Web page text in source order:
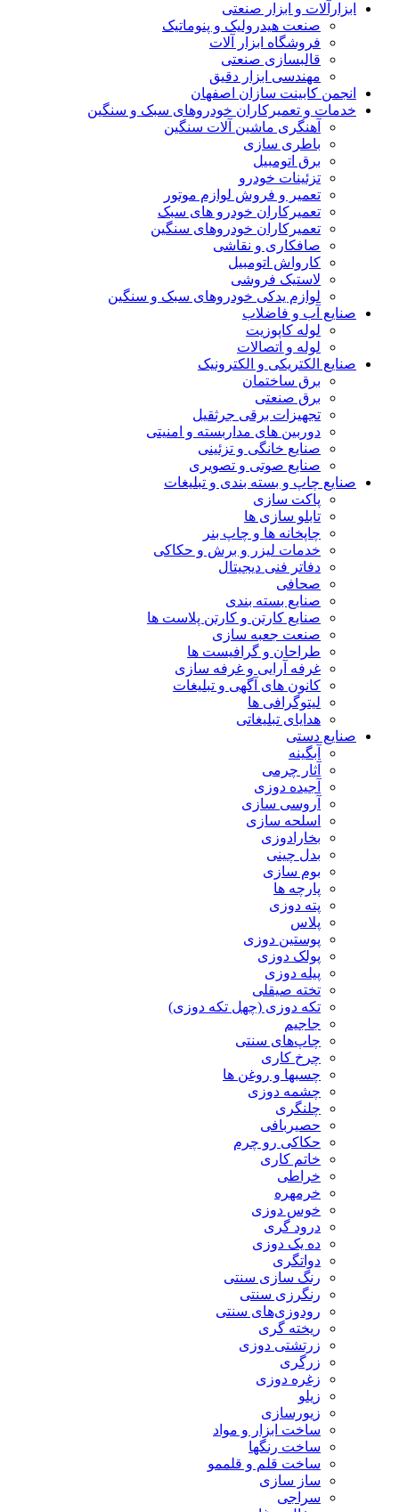
ابزارآلات و ابزار صنعتی
صنعت هیدرولیک و پنوماتیک
فروشگاه ابزار آلات
قالبسازی صنعتی
مهندسی ابزار دقیق
انجمن کابینت سازان اصفهان
خدمات و تعمیرکاران خودروهای سبک و سنگین
آهنگری ماشین آلات سنگین
باطری سازی
برق اتومبیل
تزئینات خودرو
تعمیر و فروش لوازم موتور
تعمیرکاران خودرو های سبک
تعمیرکاران خودروهای سنگین
صافکاری و نقاشی
کارواش اتومبیل
لاستیک فروشی
لوازم یدکی خودروهای سبک و سنگین
صنایع آب و فاضلاب
لوله کاپوزیت
لوله و اتصالات
صنایع الکتریکی و الکترونیک
برق ساختمان
برق صنعتی
تجهیزات برقی جرثقیل
دوربین های مداربسته و امنیتی
صنایع خانگی و تزئینی
صنایع صوتی و تصویری
صنایع چاپ و بسته بندی و تبلیغات
پاکت سازی
تابلو سازی ها
چاپخانه ها و چاپ بنر
خدمات لیزر و برش و حکاکی
دفاتر فنی دیجیتال
صحافی
صنایع بسته بندی
صنایع کارتن و کارتن پلاست ها
صنعت جعبه سازی
طراحان و گرافیست ها
غرفه آرایی و غرفه سازی
کانون های آگهی و تبلیغات
لیتوگرافی ها
هدایای تبلیغاتی
صنایع دستی
آبگینه
آثار چرمی
آجیده دوزی
آروسی سازی
اسلحه سازی
بخارادوزی
بدل چینی
بوم سازی
پارچه ها
پته دوزی
پلاس
پوستین دوزی
پولک دوزی
پیله دوزی
تخته صیقلی
تکه دوزی (چهل تکه دوزی)
جاجیم
چاپ‌های سنتی
چرخ کاری
چسبها و روغن ها
چشمه دوزی
چلنگری
حصیربافی
حکاکی رو چرم
خاتم کاری
خراطی
خرمهره
خوس دوزی
درود گری
ده یک دوزی
دواتگری
رنگ سازی سنتی
رنگرزی سنتی
رودوزی‌های سنتی
ریخته گری
زرتشتی دوزی
زرگری
زغره دوزی
زیلو
زیورسازی
ساخت ابزار و مواد
ساخت رنگها
ساخت قلم و قلممو
ساز سازی
سراجی